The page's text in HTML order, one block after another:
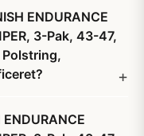
ENDURANCE
3-Pak, 43-47,